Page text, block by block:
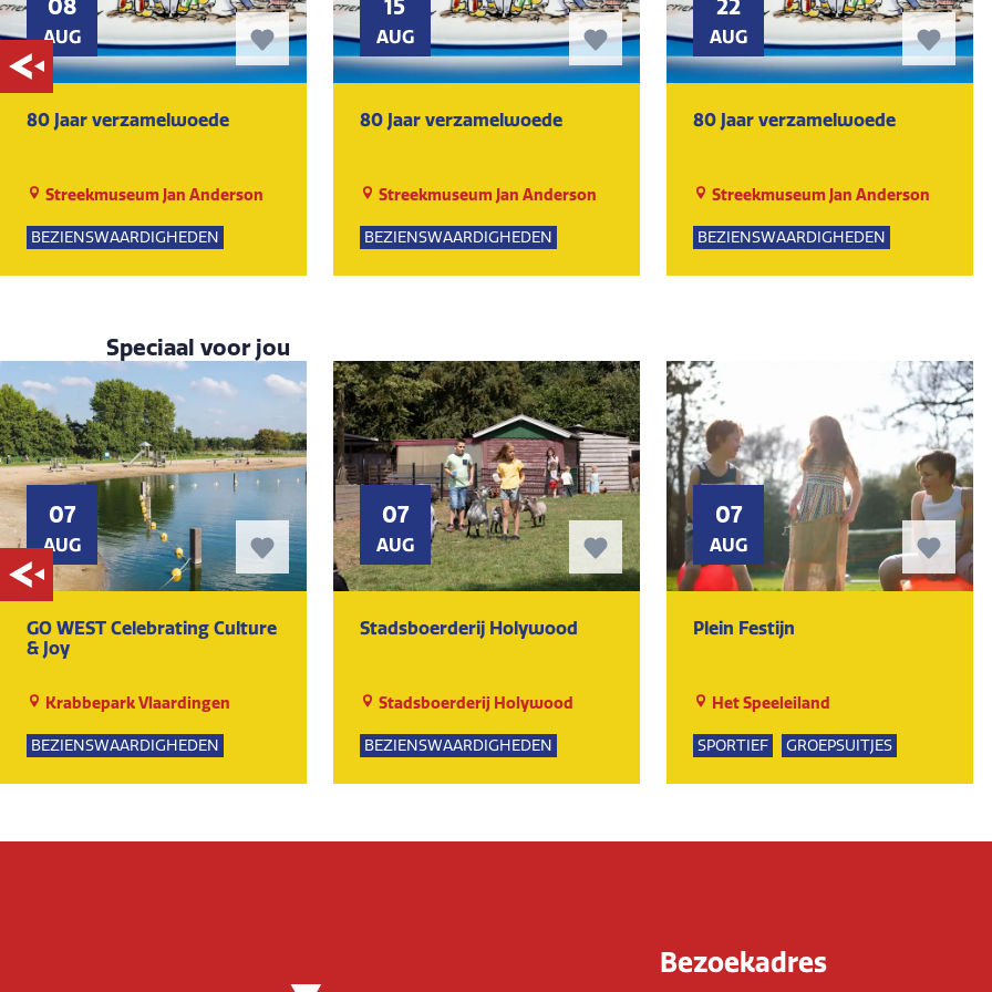
08
AUG
80 Jaar verzamelwoede
Streekmuseum Jan Anderson
BEZIENSWAARDIGHEDEN
KUNST EN CULTUUR
MUSEUM
15
AUG
80 Jaar verzamelwoede
Streekmuseum Jan Anderson
BEZIENSWAARDIGHEDEN
KUNST EN CULTUUR
MUSEUM
22
AUG
80 Jaar verzamelwoede
Streekmuseum Jan Anderson
BEZIENSWAARDIGHEDEN
KUNST EN CULTUUR
MUSEUM
Speciaal voor jou
07
AUG
GO WEST Celebrating Culture
& Joy
Krabbepark Vlaardingen
BEZIENSWAARDIGHEDEN
KUNST EN CULTUUR
07
AUG
Stadsboerderij Holywood
Stadsboerderij Holywood
BEZIENSWAARDIGHEDEN
NATUUR
07
AUG
Plein Festijn
Het Speeleiland
SPORTIEF GROEPSUITJES
Bezoekadres